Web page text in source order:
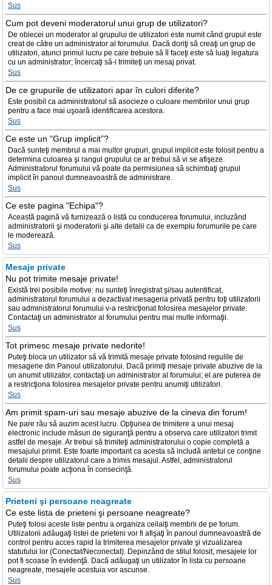
Sus
Cum pot deveni moderatorul unui grup de utilizatori?
De obiecei un moderator al grupului de utilizatori este numit când grupul este
creat de către un administrator al forumului. Dacă doriţi să creaţi un grup de
utilizatori, atunci primul lucru pe care trebuie să îl faceţi este să luaţi legatura
cu un administrator; încercaţi să-i trimiteţi un mesaj privat.
Sus
De ce grupurile de utilizatori apar în culori diferite?
Este posibil ca administratorul să asocieze o culoare membrilor unui grup
pentru a face mai uşoară identificarea acestora.
Sus
Ce este un “Grup implicit”?
Dacă sunteţi membrul a mai multor grupuri, grupul implicit este folosit pentru a
determina culoarea şi rangul grupului ce ar trebui să vi se afişeze.
Administratorul forumului vă poate da permisiunea să schimbaţi grupul
implicit în panoul dumneavoastră de administrare.
Sus
Ce este pagina "Echipa"?
Această pagină vă furnizează o listă cu conducerea forumului, incluzând
administratorii şi moderatorii şi alte detalii ca de exemplu forumurile pe care
le moderează.
Sus
Mesaje private
Nu pot trimite mesaje private!
Există trei posibile motive: nu sunteţi înregistrat şi/sau autentificat,
administratorul forumului a dezactivat mesageria privată pentru toţi utilizatorii
sau administratorul forumului v-a restricţionat folosirea mesajelor private.
Contactaţi un administrator al forumului pentru mai multe informaţii.
Sus
Tot primesc mesaje private nedorite!
Puteţi bloca un utilizator să vă trimită mesaje private folosind regulile de
mesagerie din Panoul utilizatorului. Dacă primiţi mesaje private abuzive de la
un anumit utilizator, contactaţi un administrator al forumului; el are puterea de
a restricţiona folosirea mesajelor private pentru anumiţi utilizatori.
Sus
Am primit spam-uri sau mesaje abuzive de la cineva din forum!
Ne pare rău să auzim acest lucru. Opţiunea de trimitere a unui mesaj
electronic include măsuri de siguranţă pentru a observa care utilizatori trimit
astfel de mesaje. Ar trebui să trimiteţi administratorului o copie completă a
mesajului primit. Este foarte important ca acesta să includă antetul ce conţine
detalii despre utilizatorul care a trimis mesajul. Astfel, administratorul
forumului poate acţiona în consecinţă.
Sus
Prieteni şi persoane neagreate
Ce este lista de prieteni şi persoane neagreate?
Puteţi folosi aceste liste pentru a organiza ceilalţi membrii de pe forum.
Utilizatorii adăugaţi listei de prieteni vor fi afişaţi în panoul dumneavoastră de
control pentru acces rapid la trimiterea mesajelor private şi vizualizarea
statutului lor (Conectat/Neconectat). Depinzând de stilul folosit, mesajele lor
pot fi scoase în evidenţă. Dacă adăugaţi un utilizator în lista cu persoane
neagreate, mesajele acestuia vor ascunse.
Sus